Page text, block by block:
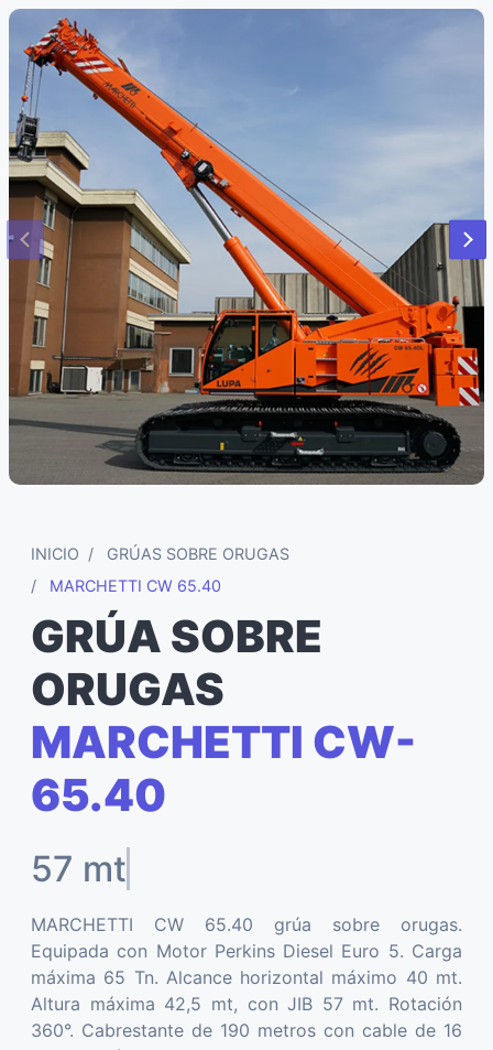
INICIO
GRÚAS SOBRE ORUGAS
MARCHETTI CW 65.40
GRÚA SOBRE
ORUGAS
MARCHETTI CW-
65.40
57 m
MARCHETTI CW 65.40 grúa sobre orugas.
Equipada con Motor Perkins Diesel Euro 5. Carga
máxima 65 Tn. Alcance horizontal máximo 40 mt.
Altura máxima 42,5 mt, con JIB 57 mt. Rotación
360°. Cabrestante de 190 metros con cable de 16